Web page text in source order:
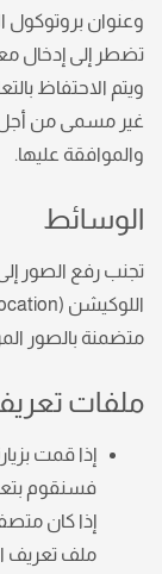
تضطر إلى إدخال
ويتم الاحتفاظ
غير مسمى من أجل
والموافقة عليها.
الوسائط
تجنب رفع الصور
اللوكيشن (Location)
متضمنة بالصور
ملفات تعريف
إذا قمت
فسنقوم
إذا كان
ملف تعريف